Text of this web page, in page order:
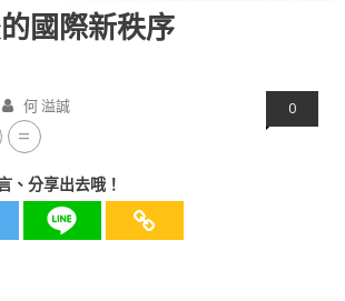
國際新秩序
何 溢誠 0
=
、分享出去哦！